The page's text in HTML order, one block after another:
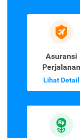
Asuransi
Perjalanan
Lihat Detail